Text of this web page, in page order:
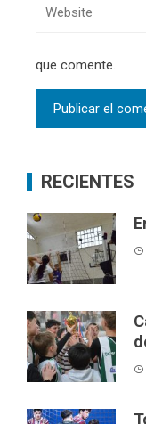
que comente.
RECIENTES